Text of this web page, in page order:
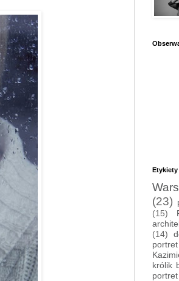
Etykiety
(23)
(15)
(14)
portret
królik